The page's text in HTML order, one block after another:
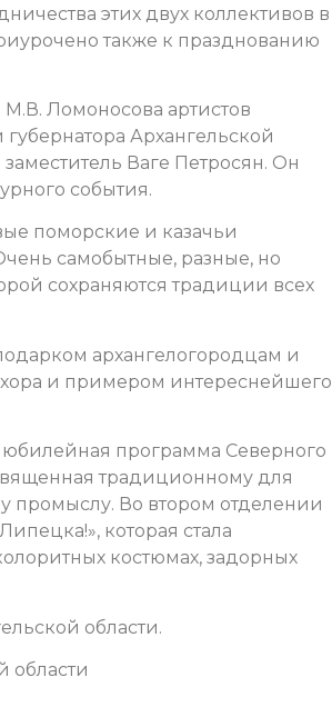
этих двух коллективов в
также к празднованию
Ломоносова артистов
Архангельской
Ваге Петросян. Он
события.
поморские и казачьи
самобытные, разные, но
сохраняются традиции всех
архангелогородцам и
хора и примером интереснейшего
юбилейная программа Северного
традиционному для
промыслу. Во втором отделении
которая стала
костюмах, задорных
области.
области